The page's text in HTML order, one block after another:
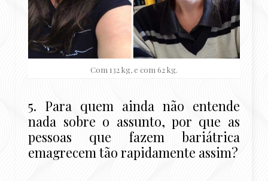
Com 132 kg, e com 62 kg.
5. Para quem ainda não entende
nada sobre o assunto, por que as
pessoas que fazem bariátrica
emagrecem tão rapidamente assim?